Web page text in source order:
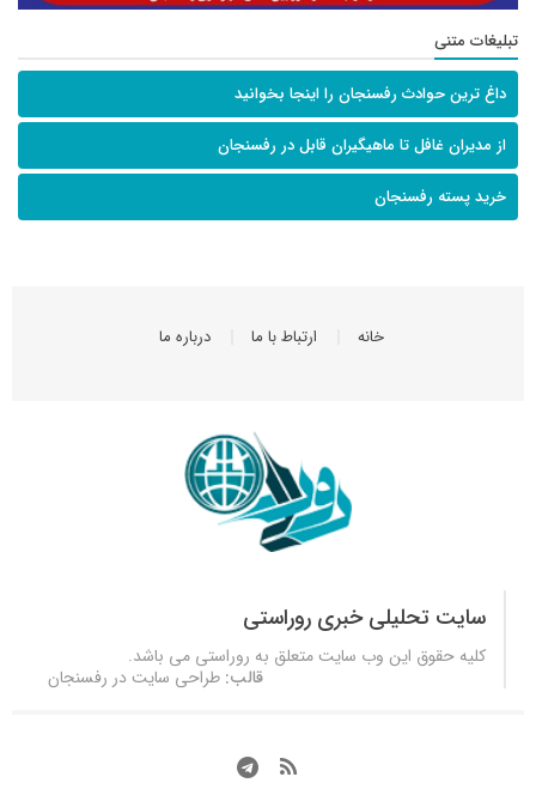
تبلیغات متنی
داغ ترین حوادث رفسنجان را اینجا بخوانید
از مدیران غافل تا ماهیگیران قابل در رفسنجان
خرید پسته رفسنجان
خانه ارتباط با ما درباره ما
سایت تحلیلی خبری روراستی
کلیه حقوق این وب سایت متعلق به روراستی می باشد.
قالب: طراحی سایت در رفسنجان